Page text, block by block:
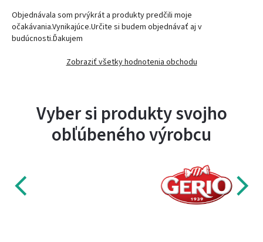
Objednávala som prvýkrát a produkty predčili moje
očakávania.Vynikajúce.Určite si budem objednávať aj v
budúcnosti.Ďakujem
Zobraziť všetky hodnotenia obchodu
Vyber si produkty svojho
obľúbeného výrobcu